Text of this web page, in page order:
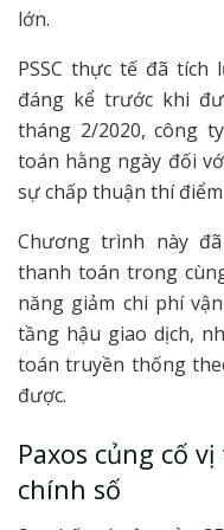
lớn.
PSSC thực tế đã tích
đáng kể trước khi
tháng 2/2020, công
toán hằng ngày đối
sự chấp thuận thí điểm
Chương trình này
thanh toán trong
năng giảm chi phí
tầng hậu giao dịch,
toán truyền thống
được.
Paxos củng cố
chính số